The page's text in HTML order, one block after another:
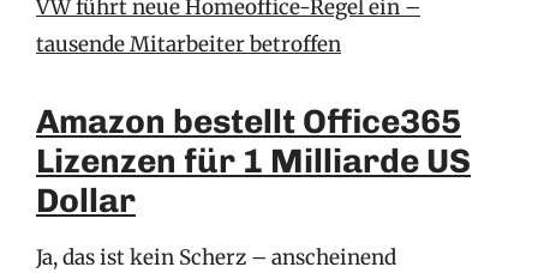
VW führt neue Homeoffice-Regel ein –
tausende Mitarbeiter betroffen
Amazon bestellt Office365
Lizenzen für 1 Milliarde US
Dollar
Ja, das ist kein Scherz – anscheinend